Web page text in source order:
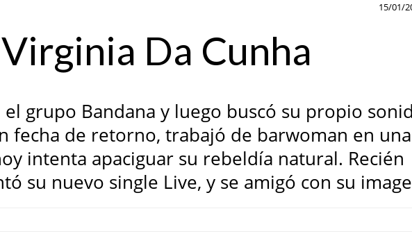
15/01/
Da Cunha
grupo Bandana y luego buscó su propio
fecha de retorno, trabajó de barwoman en una
intenta apaciguar su rebeldía natural. Recién
su nuevo single Live, y se amigó con su